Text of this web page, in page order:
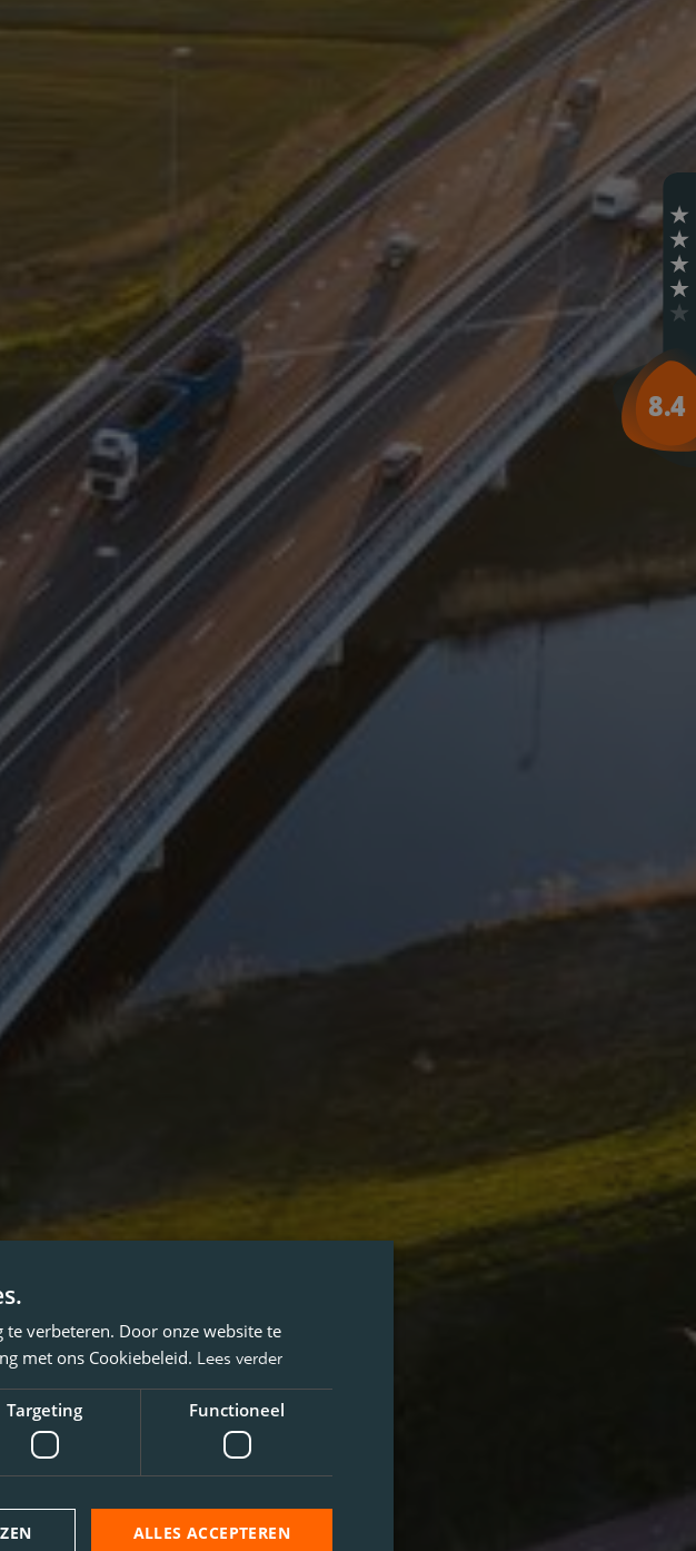
verbeteren. Door onze website te
met ons Cookiebeleid. Lees verder
Targeting Functioneel
ALLES ACCEPTEREN